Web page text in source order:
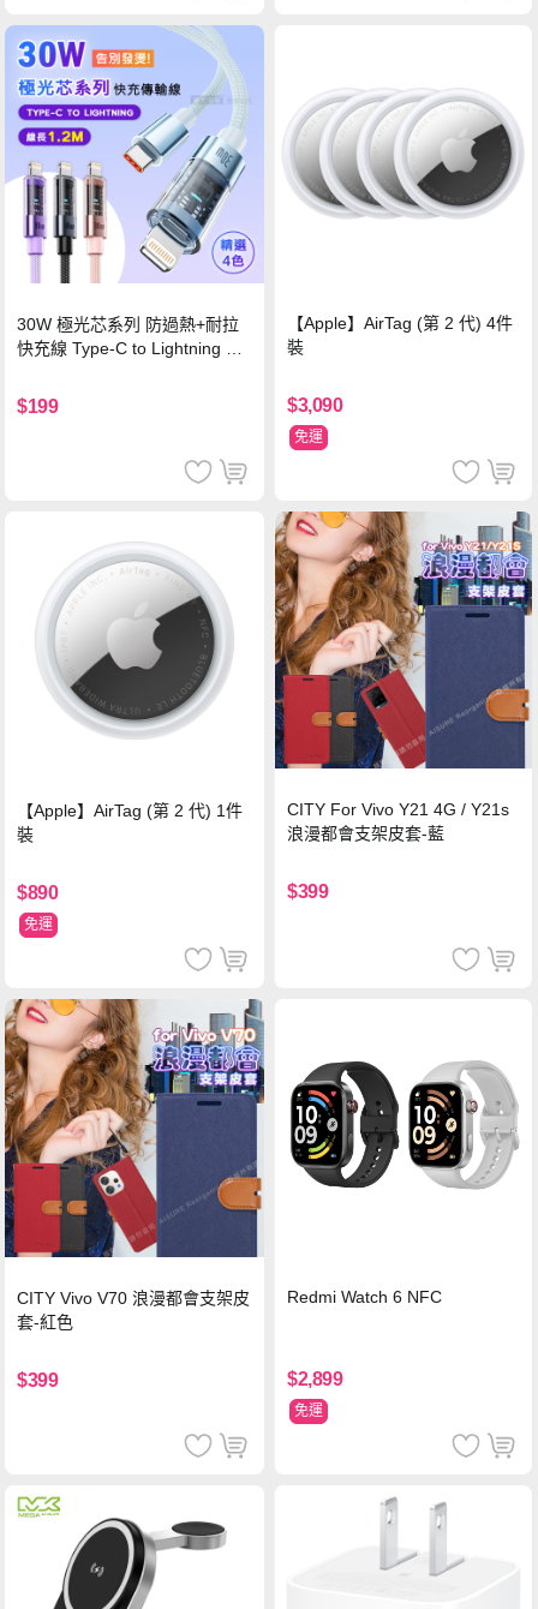
30W 極光芯系列 防過熱+耐拉
快充線 Type-C to Lightning 傳
$199
【Apple】AirTag (第 2 代) 4件
裝
$3,090
免運
【Apple】AirTag (第 2 代) 1件
裝
$890
免運
CITY For Vivo Y21 4G / Y21s
浪漫都會支架皮套-藍
$399
CITY Vivo V70 浪漫都會支架皮
套-紅色
$399
Redmi Watch 6 NFC
$2,899
免運